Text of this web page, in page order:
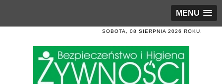
MENU
SOBOTA, 08 SIERPNIA 2026 ROKU.